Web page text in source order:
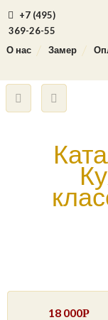
+7 (495)
369-26-55
О нас
Замер
18 000Р